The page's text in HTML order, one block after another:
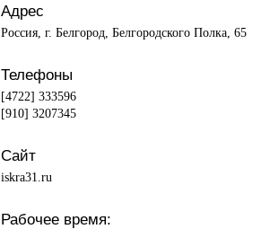
Адрес
Россия, г. Белгород, Белгородского Полка, 65
Телефоны
[4722] 333596
[910] 3207345
Сайт
iskra31.ru
Рабочее время: